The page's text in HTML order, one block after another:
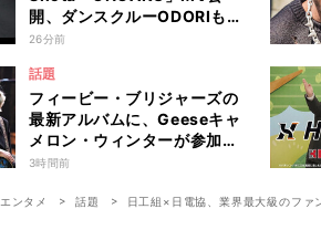
開、ダンスクルーODORIも出
演
26分前
話題
フィービー・ブリジャーズの
最新アルバムに、Geeseキャ
メロン・ウィンターが参加
か？
3時間前
エンタメ 話題 日工組×日電協、業界最大級のフ